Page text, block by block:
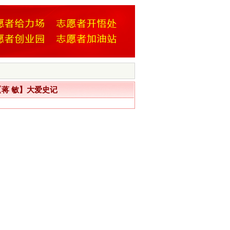
敏】大爱史记